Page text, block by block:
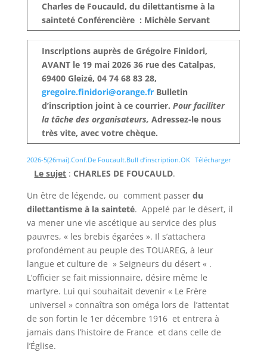
Charles de Foucauld, du dilettantisme à la
sainteté Conférencière : Michèle Servant
Inscriptions auprès de Grégoire Finidori,
AVANT le 19 mai 2026 36 rue des Catalpas,
69400 Gleizé, 04 74 68 83 28,
gregoire.finidori@orange.frBulletin
d’inscription joint à ce courrier. Pour faciliter
la tâche des organisateurs, Adressez-le nous
très vite, avec votre chèque.
2026-5(26mai).Conf.De Foucault.Bull d’inscription.OK Télécharger
Le sujet :CHARLES DE FOUCAULD.
Un être de légende, ou comment passer du
dilettantisme à la sainteté. Appelé par le désert, il
va mener une vie ascétique au service des plus
pauvres, « les brebis égarées ». Il s’attachera
profondément au peuple des TOUAREG, à leur
langue et culture de » Seigneurs du désert « .
L’officier se fait missionnaire, désire même le
martyre. Lui qui souhaitait devenir « Le Frère
universel » connaîtra son oméga lors de l’attentat
de son fortin le 1er décembre 1916 et entrera à
jamais dans l’histoire de France et dans celle de
l’Église.